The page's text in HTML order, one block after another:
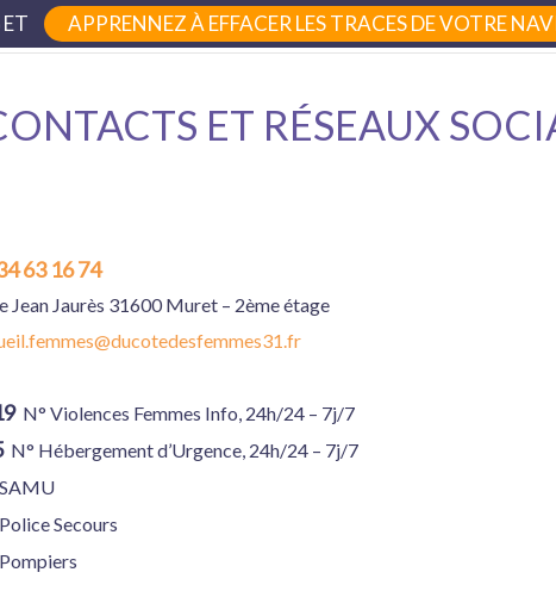
• 8 rue Jean-Jaurès 31600 Muret
ET RÉSEAUX
63 16 74
Jean Jaurès 31600 Muret – 2ème étage
N° Violences Femmes Info, 24h/24 – 7j/7
N° Hébergement d’Urgence, 24h/24 – 7j/7
SAMU
Police Secours
Pompiers
APPRENNEZ À EFFACER LES TRACES DE VOTRE